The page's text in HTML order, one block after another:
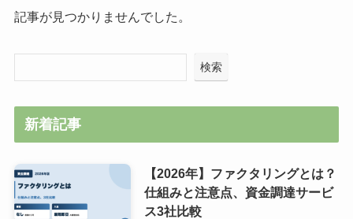
記事が見つかりませんでした。
検索
新着記事
【2026年】ファクタリングとは？
仕組みと注意点、資金調達サービ
ス3社比較